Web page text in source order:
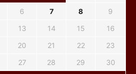
6 7 8
9
13 14 15
16
20 21 22
23
27 28 29
30